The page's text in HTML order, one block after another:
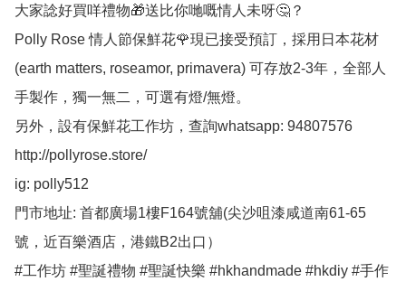
大家諗好買咩禮物🎁送比你哋嘅情人未呀🤔？
Polly Rose 情人節保鮮花🌹現已接受預訂，採用日本花材
(earth matters, roseamor, primavera) 可存放2-3年，全部人
手製作，獨一無二，可選有燈/無燈。
另外，設有保鮮花工作坊，查詢whatsapp: 94807576
http://pollyrose.store/
ig: polly512
門市地址: 首都廣場1樓F164號舖(尖沙咀漆咸道南61-65
號，近百樂酒店，港鐵B2出口）
#工作坊 #聖誕禮物 #聖誕快樂 #hkhandmade #hkdiy #手作